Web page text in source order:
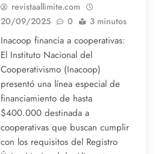
revistaallimite.com
20/09/2025
0 3 minutos
Inacoop financia a cooperativas:
El Instituto Nacional del
Cooperativismo (Inacoop)
presentó una línea especial de
financiamiento de hasta
$400.000 destinada a
cooperativas que buscan cumplir
con los requisitos del Registro